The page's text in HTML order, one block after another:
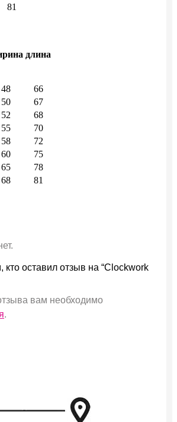
81
длина
48
66
50
67
52
68
55
70
58
72
60
75
65
78
68 81
кто оставил отзыв на “Clockwork
вам необходимо
.